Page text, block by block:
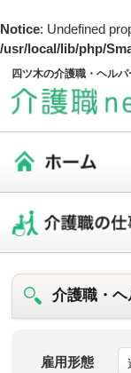
Notice: Undefined
/usr/local/lib/php/
四ツ木の介護職・ヘル
介護職・
雇用形態